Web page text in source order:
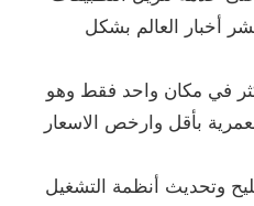
أخبار العالم بشكل
في مكان واحد فقط وهو
بأقل وارخص الاسعار
وتحديث أنظمة التشغيل